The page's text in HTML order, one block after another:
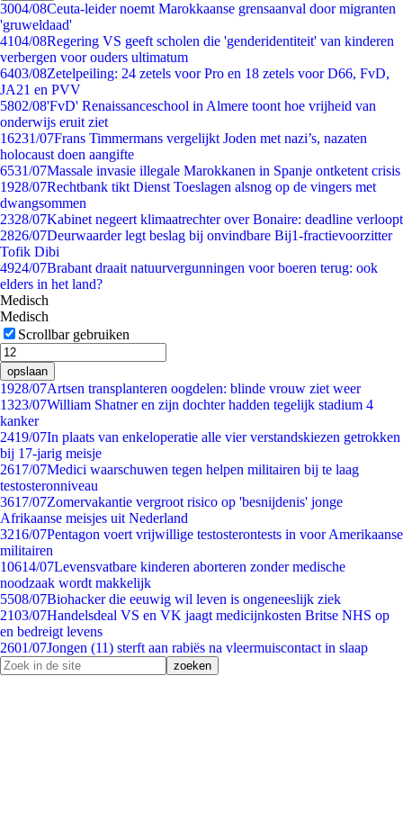
3004/08Ceuta-leider noemt Marokkaanse grensaanval door migranten
'gruweldaad'
4104/08Regering VS geeft scholen die 'genderidentiteit' van kinderen
verbergen voor ouders ultimatum
6403/08Zetelpeiling: 24 zetels voor Pro en 18 zetels voor D66, FvD,
JA21 en PVV
5802/08'FvD' Renaissanceschool in Almere toont hoe vrijheid van
onderwijs eruit ziet
16231/07Frans Timmermans vergelijkt Joden met nazi’s, nazaten
holocaust doen aangifte
6531/07Massale invasie illegale Marokkanen in Spanje ontketent crisis
1928/07Rechtbank tikt Dienst Toeslagen alsnog op de vingers met
dwangsommen
2328/07Kabinet negeert klimaatrechter over Bonaire: deadline verloopt
2826/07Deurwaarder legt beslag bij onvindbare Bij1-fractievoorzitter
Tofik Dibi
4924/07Brabant draait natuurvergunningen voor boeren terug: ook
elders in het land?
Medisch
Medisch
Scrollbar gebruiken
opslaan
1928/07Artsen transplanteren oogdelen: blinde vrouw ziet weer
1323/07William Shatner en zijn dochter hadden tegelijk stadium 4
kanker
2419/07In plaats van enkeloperatie alle vier verstandskiezen getrokken
bij 17-jarig meisje
2617/07Medici waarschuwen tegen helpen militairen bij te laag
testosteronniveau
3617/07Zomervakantie vergroot risico op 'besnijdenis' jonge
Afrikaanse meisjes uit Nederland
3216/07Pentagon voert vrijwillige testosterontests in voor Amerikaanse
militairen
10614/07Levensvatbare kinderen aborteren zonder medische
noodzaak wordt makkelijk
5508/07Biohacker die eeuwig wil leven is ongeneeslijk ziek
2103/07Handelsdeal VS en VK jaagt medicijnkosten Britse NHS op
en bedreigt levens
2601/07Jongen (11) sterft aan rabiës na vleermuiscontact in slaap